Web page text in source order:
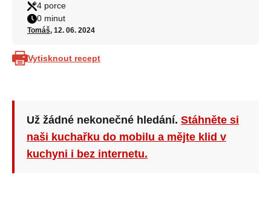
4 porce
0 minut
Tomáš, 12. 06. 2024
Vytisknout recept
Už žádné nekonečné hledání. Stáhněte si
naši kuchařku do mobilu a mějte klid v
kuchyni i bez internetu.